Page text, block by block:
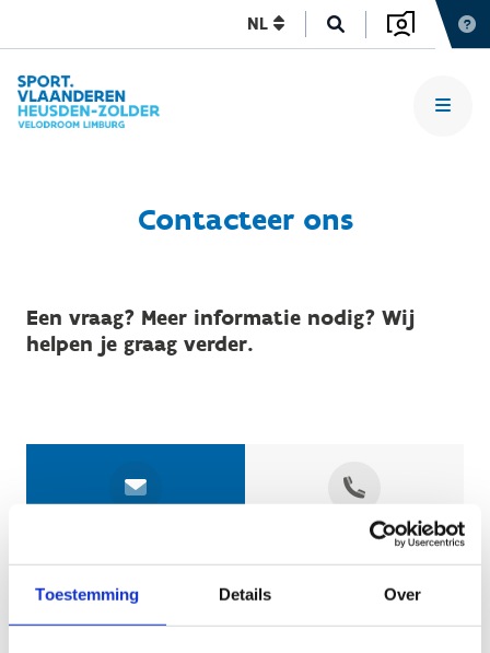
Toestemming Details Over
NL
Contacteer ons
Een vraag? Meer informatie nodig? Wij
helpen je graag verder.